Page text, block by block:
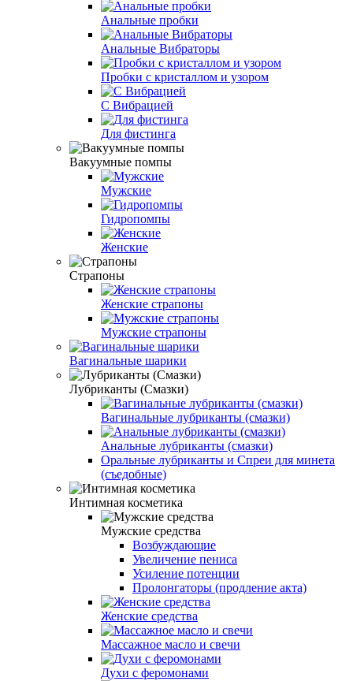
Анальные пробки
Анальные Вибраторы
Пробки с кристаллом и узором
С Вибрацией
Для фистинга
Вакуумные помпы
Мужские
Гидропомпы
Женские
Страпоны
Женские страпоны
Мужские страпоны
Вагинальные шарики
Лубриканты (Смазки)
Вагинальные лубриканты (смазки)
Анальные лубриканты (смазки)
Оральные лубриканты и Спреи для минета
(съедобные)
Интимная косметика
Мужские средства
Возбуждающие
Увеличение пениса
Усиление потенции
Пролонгаторы (продление акта)
Женские средства
Массажное масло и свечи
Духи с феромонами